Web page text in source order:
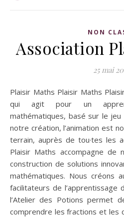
NON
Association
25 mai
Plaisir Maths Plaisir Maths Plaisir Maths est une structure
qui agit pour un
mathématiques, basé sur le jeu
notre création, l’animation est
terrain, auprès de tou·tes les
Plaisir Maths accompagne de
construction de solutions
mathématiques. Nous créons
facilitateurs de l’apprentissage
l’Atelier des Potions permet
comprendre les fractions et les